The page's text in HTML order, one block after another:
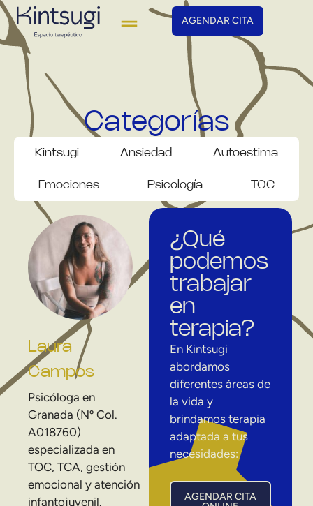
AGENDAR CITA
Categorías
Kintsugi Ansiedad Autoestima
Emociones Psicología TOC
Laura
Campos
Psicóloga en
Granada (Nº Col.
A018760)
especializada en
TOC, TCA, gestión
emocional y atención
infantojuvenil.
¿Qué
podemos
trabajar
en
terapia?
En Kintsugi
abordamos
diferentes áreas de
la vida y
brindamos terapia
adaptada a tus
necesidades:
AGENDAR CITA